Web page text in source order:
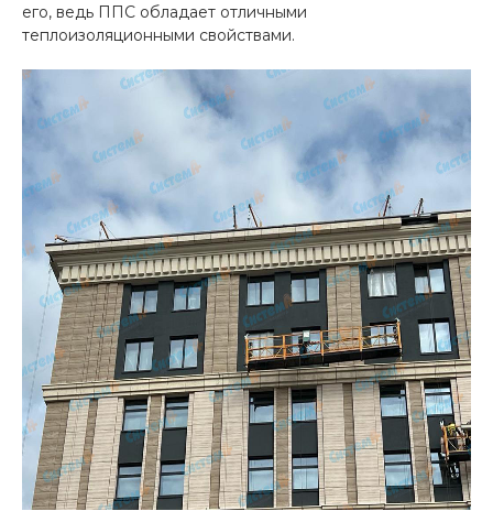
его, ведь ППС обладает отличными
теплоизоляционными свойствами.